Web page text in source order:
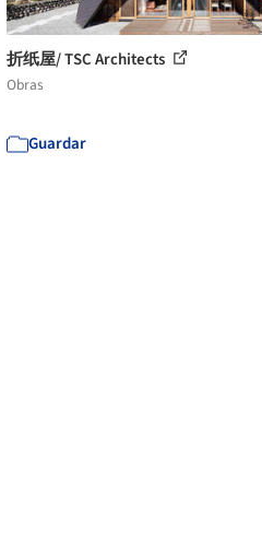
折纸屋/ TSC Architects
Obras
Guardar